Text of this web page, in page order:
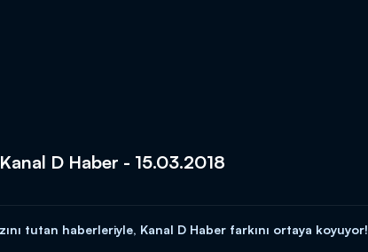
D Haber - 15.03.2018
tutan haberleriyle, Kanal D Haber farkını ortaya koyuyor!